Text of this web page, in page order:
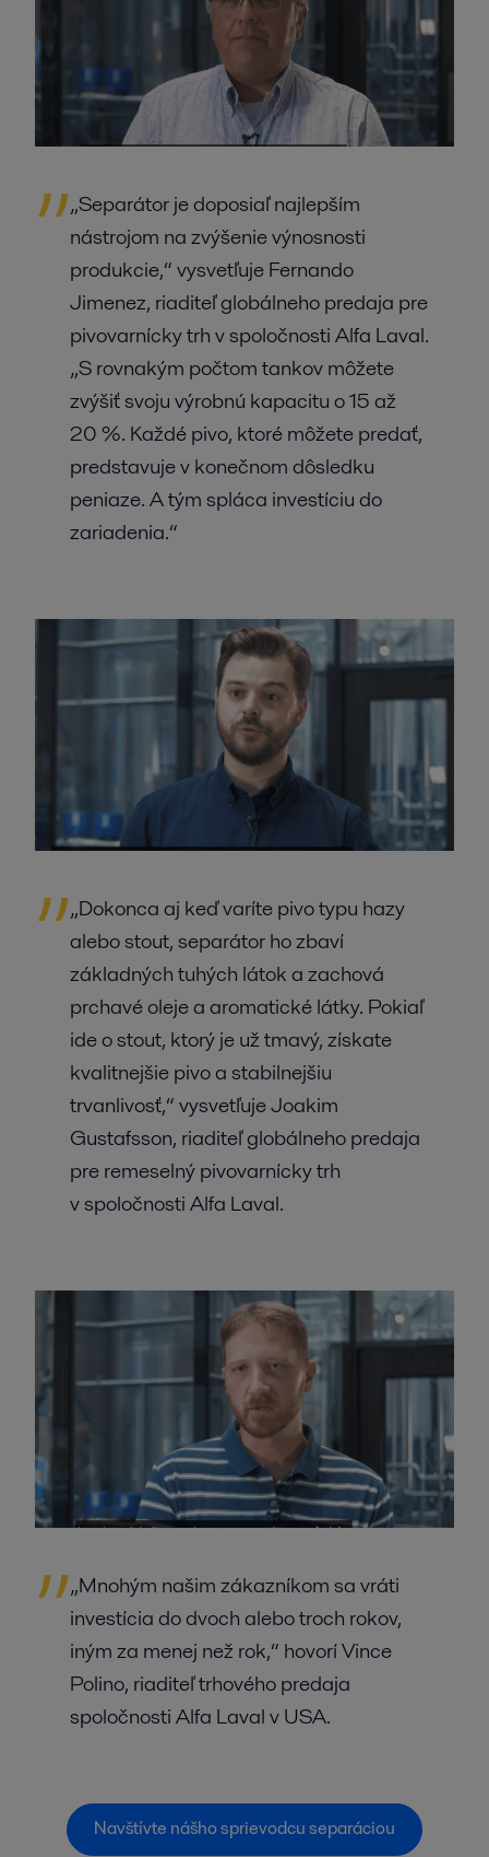
„Separátor je doposiaľ najlepším
nástrojom na zvýšenie výnosnosti
produkcie,“ vysvetľuje Fernando
Jimenez, riaditeľ globálneho predaja pre
pivovarnícky trh v spoločnosti Alfa Laval.
„S rovnakým počtom tankov môžete
zvýšiť svoju výrobnú kapacitu o 15 až
20 %. Každé pivo, ktoré môžete predať,
predstavuje v konečnom dôsledku
peniaze. A tým spláca investíciu do
zariadenia.“
„Dokonca aj keď varíte pivo typu hazy
alebo stout, separátor ho zbaví
základných tuhých látok a zachová
prchavé oleje a aromatické látky. Pokiaľ
ide o stout, ktorý je už tmavý, získate
kvalitnejšie pivo a stabilnejšiu
trvanlivosť,“ vysvetľuje Joakim
Gustafsson, riaditeľ globálneho predaja
pre remeselný pivovarnícky trh
v spoločnosti Alfa Laval.
„Mnohým našim zákazníkom sa vráti
investícia do dvoch alebo troch rokov,
iným za menej než rok,“ hovorí Vince
Polino, riaditeľ trhového predaja
spoločnosti Alfa Laval v USA.
Navštívte nášho sprievodcu separáciou